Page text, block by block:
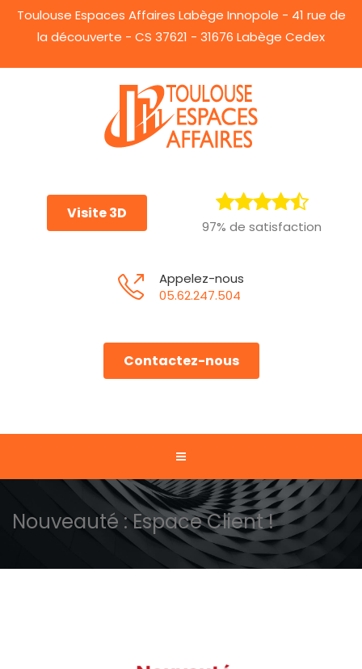
Toulouse Espaces Affaires Labège Innopole - 41 rue de
la découverte - CS 37621 - 31676 Labège Cedex
Visite 3D
97% de satisfaction
Appelez-nous
05.62.247.504
Contactez-nous
Nouveauté : Espace Client !